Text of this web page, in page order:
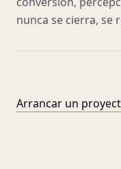
nunca se cierra, se
Arrancar un